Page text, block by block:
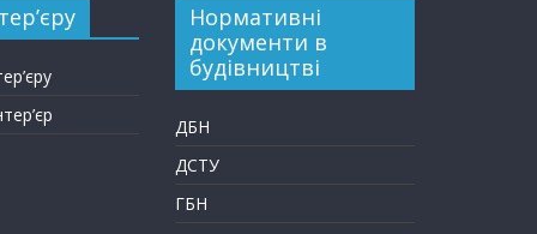
Нормативні
документи в
будівництві
ДБН
ДСТУ
ГБН